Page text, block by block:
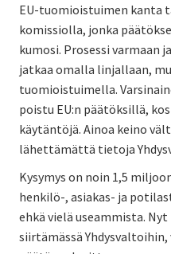
EU-tuomioistuimen kanta
komissiolla, jonka
kumosi. Prosessi varmaan
jatkaa omalla linjallaan,
tuomioistuimella.
poistu EU:n päätöksillä,
käytäntöjä. Ainoa keino
lähettämättä tietoja
Kysymys on noin 1,5
henkilö-, asiakas- ja
ehkä vielä useammista.
siirtämässä